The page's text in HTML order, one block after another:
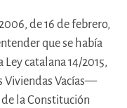
de 16 de febrero,
que se había
catalana 14/2015,
Viviendas Vacías—
de la Constitución